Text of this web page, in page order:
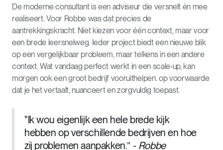
De moderne consultant is een adviseur die versnelt én mee
realiseert. Voor Robbe was dat precies de
aantrekkingskracht. Niet kiezen voor één context, maar voor
een brede leersnelweg. Ieder project biedt een nieuwe blik
op een vergelijkbaar probleem, maar telkens in een andere
context. Wat vandaag perfect werkt in een scale‑up, kan
morgen ook een groot bedrijf vooruithelpen. op voorwaarde
dat je het vertaalt, nuanceert en zorgvuldig toepast.
"Ik wou eigenlijk een hele brede kijk
hebben op verschillende bedrijven en hoe
zij problemen aanpakken.” - Robbe